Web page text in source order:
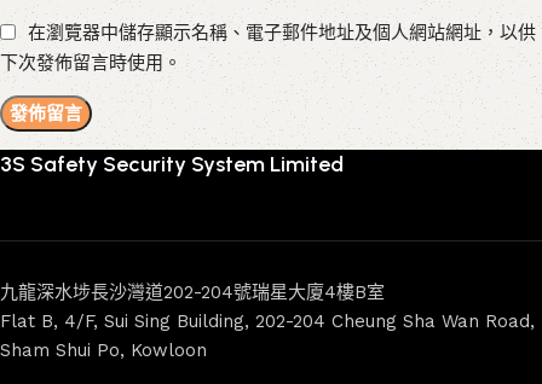
在瀏覽器中儲存顯示名稱、電子郵件地址及個人網站網址，以供
下次發佈留言時使用。
3S Safety Security System Limited
九龍深水埗長沙灣道202-204號瑞星大廈4樓B室
Flat B, 4/F, Sui Sing Building, 202-204 Cheung Sha Wan Road,
Sham Shui Po, Kowloon